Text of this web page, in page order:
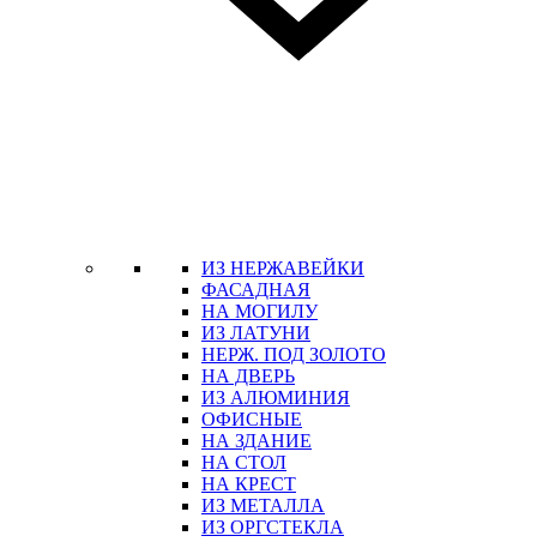
ИЗ НЕРЖАВЕЙКИ
ФАСАДНАЯ
НА МОГИЛУ
ИЗ ЛАТУНИ
НЕРЖ. ПОД ЗОЛОТО
НА ДВЕРЬ
ИЗ АЛЮМИНИЯ
ОФИСНЫЕ
НА ЗДАНИЕ
НА СТОЛ
НА КРЕСТ
ИЗ МЕТАЛЛА
ИЗ ОРГСТЕКЛА